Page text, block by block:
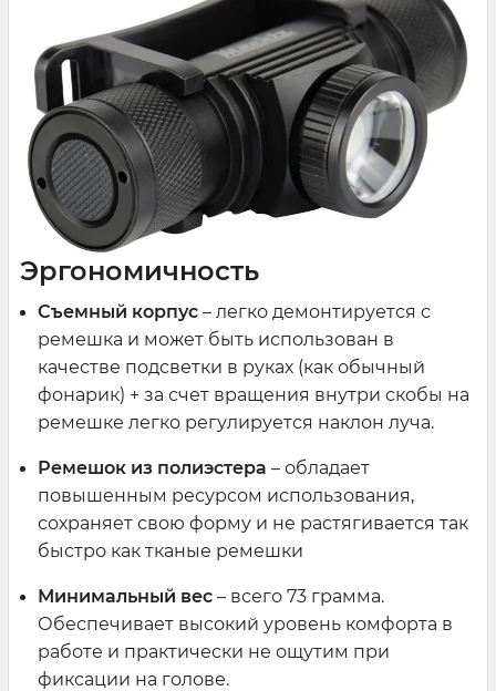
Эргономичность
Съемный корпус – легко демонтируется с
ремешка и может быть использован в
качестве подсветки в руках (как обычный
фонарик) + за счет вращения внутри скобы на
ремешке легко регулируется наклон луча.
Ремешок из полиэстера – обладает
повышенным ресурсом использования,
сохраняет свою форму и не растягивается так
быстро как тканые ремешки
Минимальный вес – всего 73 грамма.
Обеспечивает высокий уровень комфорта в
работе и практически не ощутим при
фиксации на голове.